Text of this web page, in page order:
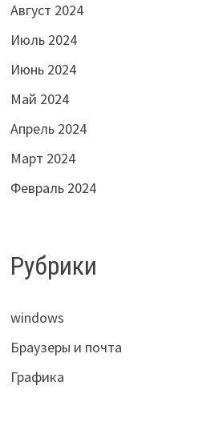
Август 2024
Июль 2024
Июнь 2024
Май 2024
Апрель 2024
Март 2024
Февраль 2024
Рубрики
windows
Браузеры и почта
Графика